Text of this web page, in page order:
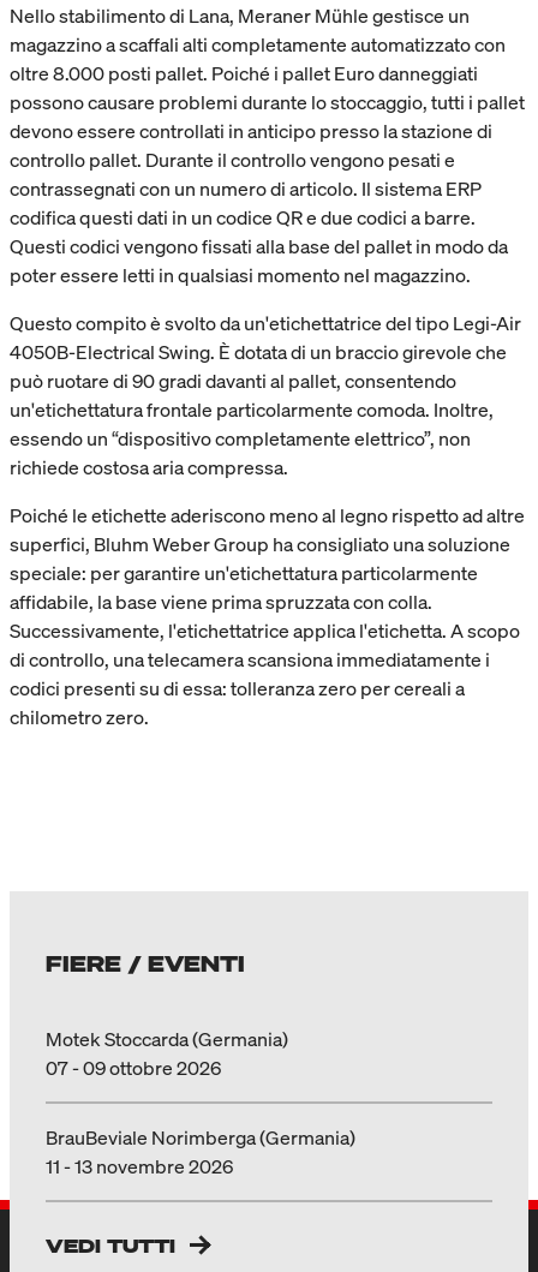
Nello stabilimento di Lana, Meraner Mühle gestisce un
magazzino a scaffali alti completamente automatizzato con
oltre 8.000 posti pallet. Poiché i pallet Euro danneggiati
possono causare problemi durante lo stoccaggio, tutti i pallet
devono essere controllati in anticipo presso la stazione di
controllo pallet. Durante il controllo vengono pesati e
contrassegnati con un numero di articolo. Il sistema ERP
codifica questi dati in un codice QR e due codici a barre.
Questi codici vengono fissati alla base del pallet in modo da
poter essere letti in qualsiasi momento nel magazzino.
Questo compito è svolto da un'etichettatrice del tipo Legi-Air
4050B-Electrical Swing. È dotata di un braccio girevole che
può ruotare di 90 gradi davanti al pallet, consentendo
un'etichettatura frontale particolarmente comoda. Inoltre,
essendo un “dispositivo completamente elettrico”, non
richiede costosa aria compressa.
Poiché le etichette aderiscono meno al legno rispetto ad altre
superfici, Bluhm Weber Group ha consigliato una soluzione
speciale: per garantire un'etichettatura particolarmente
affidabile, la base viene prima spruzzata con colla.
Successivamente, l'etichettatrice applica l'etichetta. A scopo
di controllo, una telecamera scansiona immediatamente i
codici presenti su di essa: tolleranza zero per cereali a
chilometro zero.
FIERE / EVENTI
Motek Stoccarda (Germania)
07 - 09 ottobre 2026
BrauBeviale Norimberga (Germania)
11 - 13 novembre 2026
VEDI TUTTI